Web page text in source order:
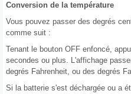
Conversion de la température
Vous pouvez passer des degrés
comme suit :
Tenant le bouton OFF enfoncé,
secondes ou plus. L'affichage
degrés Fahrenheit, ou des degrés
Si la batterie s'est déchargée ou a